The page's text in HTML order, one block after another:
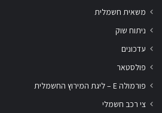
משאית חשמלית
ניתוח שוק
עדכונים
פולסטאר
פורמולה E – ליגת המירוץ החשמלית
צי רכב חשמלי